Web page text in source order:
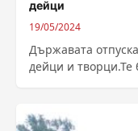
дейци
19/05/2024
Държавата
дейци и творци.Те